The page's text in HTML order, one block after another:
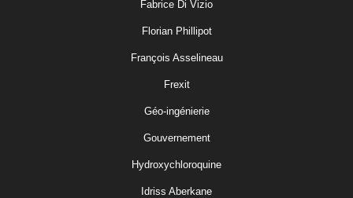
Fabrice Di Vizio
Florian Phillipot
François Asselineau
Frexit
Géo-ingénierie
Gouvernement
Hydroxychloroquine
Idriss Aberkane